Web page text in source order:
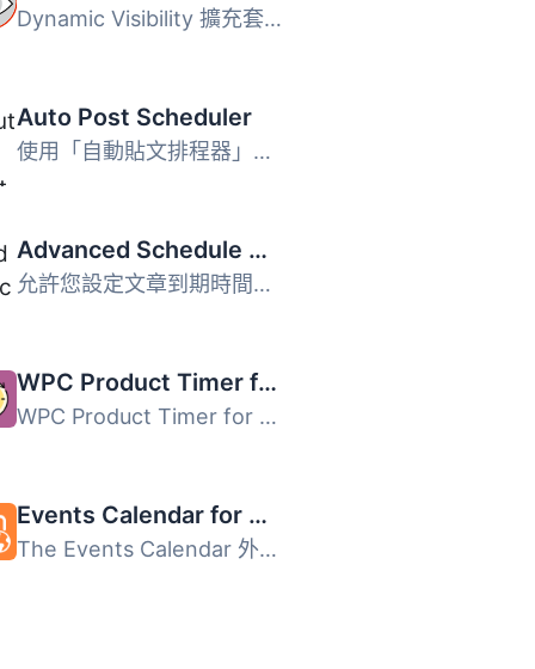
Dynamic Visibility 擴充套件讓您可以隱藏小工具、欄位、容器...
Auto Post Scheduler
使用「自動貼文排程器」自動發佈新文章和/或回收舊文章！不需...
Advanced Schedule Posts
允許您設定文章到期時間和覆蓋另一篇文章的排程。 到期時間 ...
WPC Product Timer for WooCommerce
WPC Product Timer for WooCommerce 是一款強大的全方位工具...
Events Calendar for GeoDirectory
The Events Calendar 外掛是一個與 GeoDirectory 合作的佳選...